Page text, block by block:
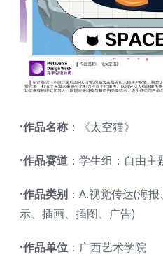
·作品名称 ：《太空猫》
·作品赛道 ：学生组：自由主
·作品类别 ：A.视觉传达(海
示、插画、插图、广告)
·作品单位 ：广西艺术学院